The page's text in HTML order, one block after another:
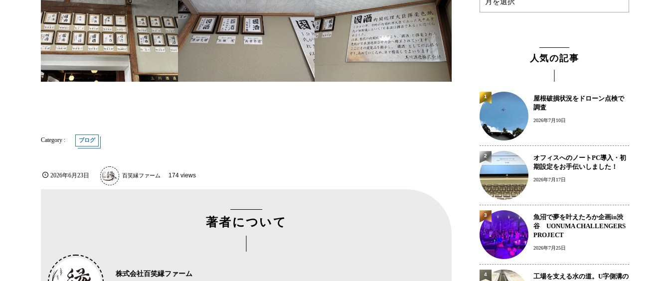
ブログ
2026年6月23日 百笑縁ファーム 174 views
著者について
株式会社百笑縁ファーム
人気の記事
屋根破損状況をドローン点検で
調査
2026年7月10日
1
オフィスへのノートPC導入・初
期設定をお手伝いしました！
2026年7月17日
2
魚沼で夢を叶えたろか企画in渋
谷 UONUMA CHALLENGERS
PROJECT
2026年7月25日
3
工場を支える水の道。U字側溝の
4